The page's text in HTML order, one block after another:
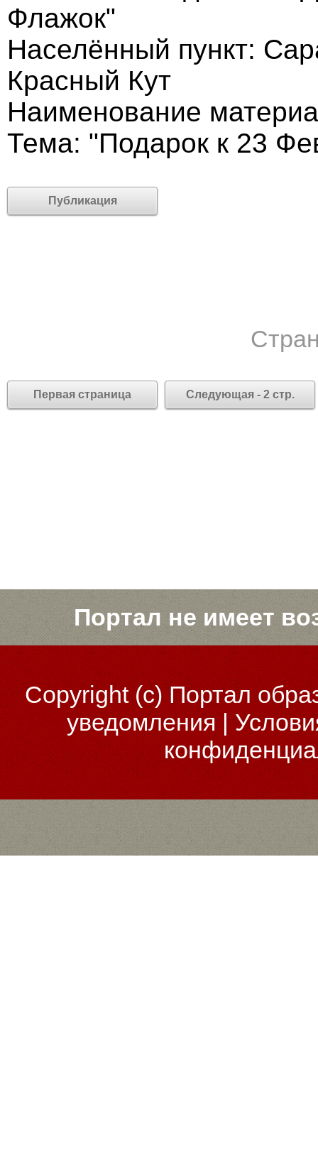
Флажок"
Населённый пункт:
Красный Кут
Наименование
Тема: "Подарок к 23
Публикация
Первая страница Следующая - 2 стр.
Портал не имеет
Copyright (c)Портал
уведомления |